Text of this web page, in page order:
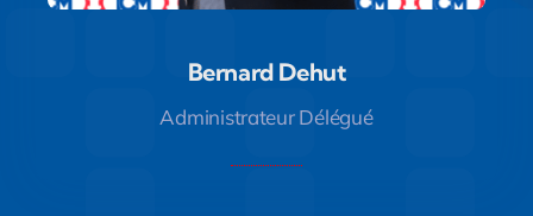
Bernard Dehut
Administrateur Délégué
Bernard Dehut
Administrateur Délégué